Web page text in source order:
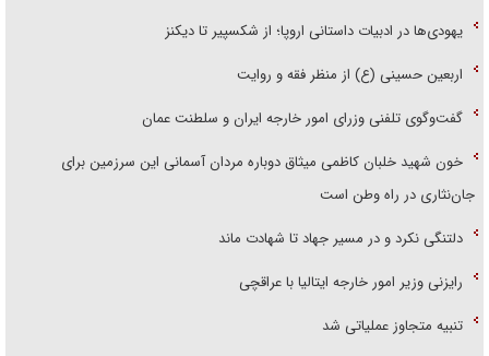
یهودی‌ها در ادبیات داستانی اروپا؛ از شکسپیر تا دیکنز
اربعین حسینی (ع) از منظر فقه و روایت
گفت‌وگوی تلفنی وزرای امور خارجه ایران و سلطنت عمان
خون شهید خلبان کاظمی میثاق دوباره مردان آسمانی این سرزمین برای
جان‌نثاری در راه وطن است
دلتنگی نکرد و در مسیر جهاد تا شهادت ماند
رایزنی وزیر امور خارجه ایتالیا با عراقچی
تنبیه متجاوز عملیاتی شد